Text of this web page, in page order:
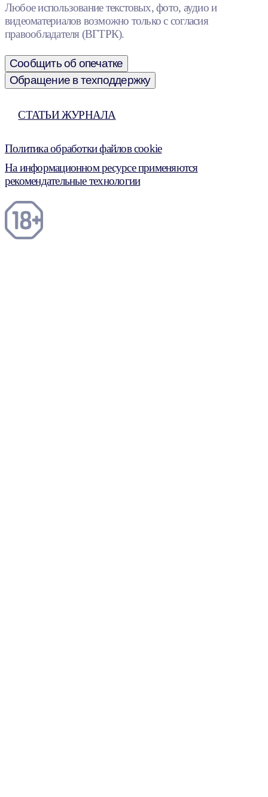
Любое использование текстовых, фото, аудио и
видеоматериалов возможно только с согласия
правообладателя (ВГТРК).
Сообщить об опечатке
Обращение в техподдержку
СТАТЬИ ЖУРНАЛА
Политика обработки файлов cookie
На информационном ресурсе применяются
рекомендательные технологии